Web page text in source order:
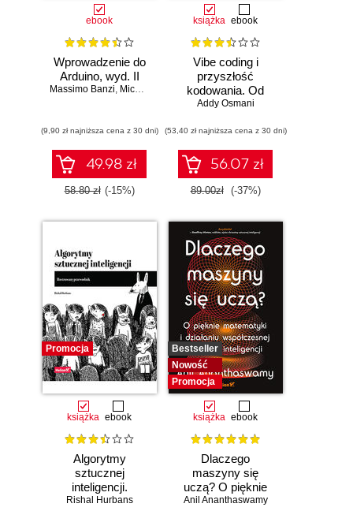
ebook
Wprowadzenie do
Arduino, wyd. II
Massimo Banzi, Michael Shiloh
(9,90 zł najniższa cena z 30 dni)
49.98 zł
58.80 zł (-15%)
książka ebook
Vibe coding i
przyszłość
kodowania. Od
programisty do
Addy Osmani
(53,40 zł najniższa cena z 30 dni)
56.07 zł
89.00zł (-37%)
Promocja
książka ebook
Algorytmy
sztucznej
inteligencji.
Ilustrowany
Rishal Hurbans
Bestseller
Nowość
Promocja
książka ebook
Dlaczego
maszyny się
uczą? O pięknie
matematyki i
Anil Ananthaswamy